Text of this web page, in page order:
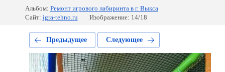
Альбом: Ремонт игрового лабиринта в г. Выкса
Сайт: igra-tehno.ru Изображение: 14/18
Предыдущее Следующее